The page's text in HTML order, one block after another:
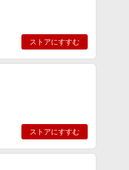
ストアにすすむ
ストアにすすむ